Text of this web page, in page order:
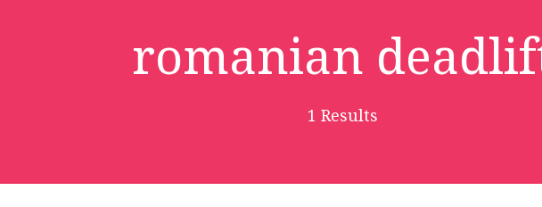
romanian
1 Results